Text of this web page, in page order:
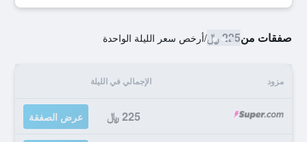
صفقات من225 ﷼ /أرخص سعر الليلة الواحدة
مزود الإجمالي في الليلة
225 ﷼ عرض الصفقة